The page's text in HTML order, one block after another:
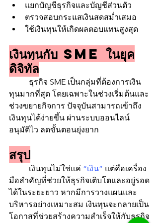
แยกบัญชีธุรกิจและบัญชีส่วนตัว
ตรวจสอบกระแสเงินสดสม่ำเสมอ
ใช้เงินทุนให้เกิดผลตอบแทนสูงสุด
เงินทุนกับ SME ในยุค
ดิจิทัล
ทุนมากที่สุด โดยเฉพาะในช่วงเริ่มต้นและ
ช่วงขยายกิจการ ปัจจุบันสามารถเข้าถึง
เงินทุนได้ง่ายขึ้น ผ่านระบบออนไลน์
อนุมัติไว ลดขั้นตอนยุ่งยาก
สรุป
	เงินทุนไม่ใช่แค่
“เงิน” แต่คือเครื่อง
มือสำคัญที่ช่วยให้ธุรกิจเติบโตและอยู่รอด
ได้ในระยะยาว หากมีการวางแผนและ
บริหารอย่างเหมาะสม เงินทุนจะกลายเป็น
โอกาสที่ช่วยสร้างความสำเร็จให้กับธุรกิจ